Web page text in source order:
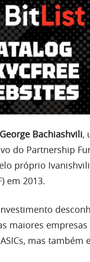
George Bachiashvili,
do Partnership
próprio
em 2013.
maiores
mas também